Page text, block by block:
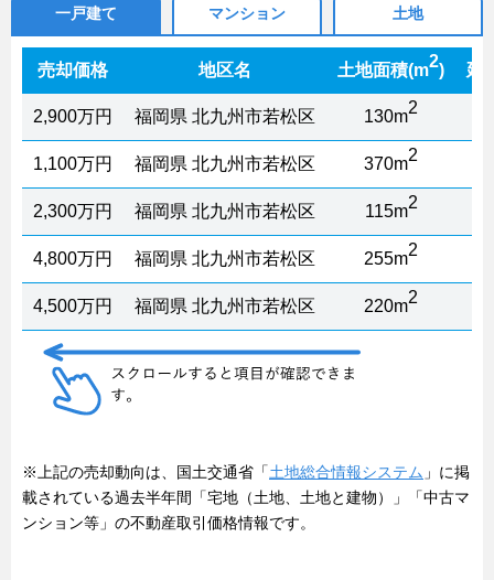
一戸建て マンション 土地
売却価格 地区名 土地面積(m2) 延
2,900万円 福岡県 北九州市若松区 130m2
1,100万円 福岡県 北九州市若松区 370m2
2,300万円 福岡県 北九州市若松区 115m2
4,800万円 福岡県 北九州市若松区 255m2
4,500万円 福岡県 北九州市若松区 220m2
※上記の売却動向は、国土交通省「土地総合情報システム 」に掲
載されている過去半年間「宅地（土地、土地と建物）」「中古マ
ンション等」の不動産取引価格情報です。